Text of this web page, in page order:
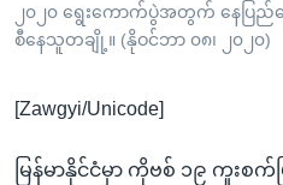
ကြည့်
ရန်
ရန်
၂၀၂၀ ရွေးကောက်ပွဲအတွက် နေပြည်
စီနေသူတချို့။ (နိုဝင်ဘာ ၀၈၊ ၂၀၂၀)
[Zawgyi/Unicode]
မြန်မာနိုင်ငံမှာ ကိုဗစ် ၁၉ ကူးစက်